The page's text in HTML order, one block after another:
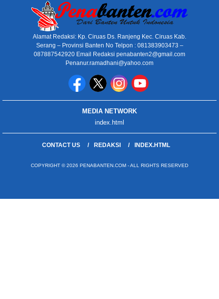
Alamat Redaksi: Kp. Ciruas Ds. Ranjeng Kec. Ciruas Kab.
Serang – Provinsi Banten No Telpon : 081383903473 –
087887542920 Email Redaksi penabanten2@gmail.com
Penanur.ramadhani@yahoo.com
MEDIA NETWORK
index.html
CONTACT US REDAKSI INDEX.HTML
COPYRIGHT © 2026 PENABANTEN.COM - ALL RIGHTS RESERVED